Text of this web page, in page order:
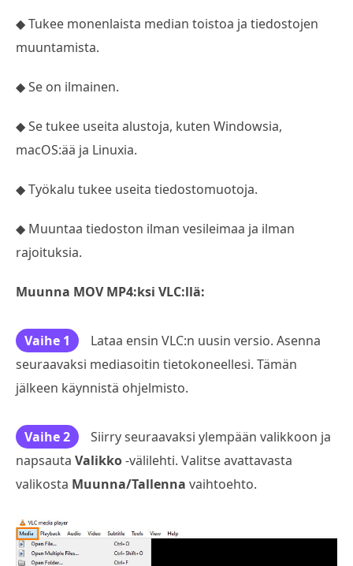
◆ Tukee monenlaista median toistoa ja tiedostojen
muuntamista.
◆ Se on ilmainen.
◆ Se tukee useita alustoja, kuten Windowsia,
macOS:ää ja Linuxia.
◆ Työkalu tukee useita tiedostomuotoja.
◆ Muuntaa tiedoston ilman vesileimaa ja ilman
rajoituksia.
Muunna MOV MP4:ksi VLC:llä:
Vaihe 1
Lataa ensin VLC:n uusin versio. Asenna
seuraavaksi mediasoitin tietokoneellesi. Tämän
jälkeen käynnistä ohjelmisto.
Vaihe 2
Siirry seuraavaksi ylempään valikkoon ja
napsauta Valikko-välilehti. Valitse avattavasta
valikosta Muunna/Tallenna vaihtoehto.